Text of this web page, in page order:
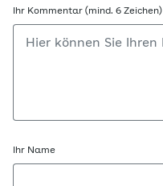
Ihr Kommentar (mind. 6 Zeichen)
Ihr Name